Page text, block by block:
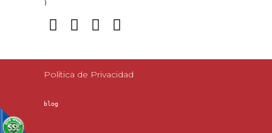
Política de Privacidad
blog